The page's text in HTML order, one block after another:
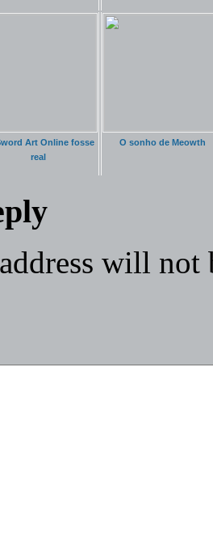
Art Online fosse
real
O sonho de Meowth
will not